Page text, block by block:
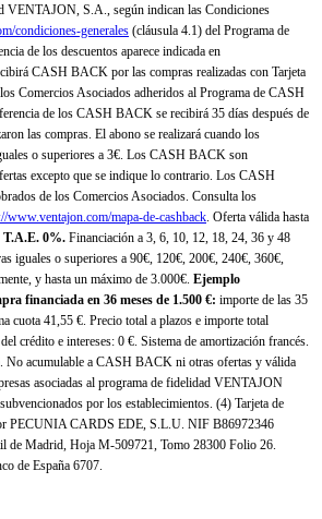
VENTAJON, S.A., según indican las Condiciones
condiciones-generales (cláusula 4.1) del Programa de
de los descuentos aparece indicada en
CASH BACK por las compras realizadas con Tarjeta
Comercios Asociados adheridos al Programa de CASH
de los CASH BACK se recibirá 35 días después de
las compras. El abono se realizará cuando los
o superiores a 3€. Los CASH BACK son
excepto que se indique lo contrario. Los CASH
de los Comercios Asociados. Consulta los
www.ventajon.com/mapa-de-cashback. Oferta válida hasta
0%. Financiación a 3, 6, 10, 12, 18, 24, 36 y 48
iguales o superiores a 90€, 120€, 200€, 240€, 360€,
y hasta un máximo de 3.000€. Ejemplo
financiada en 36 meses de 1.500 €: importe de las 35
cuota 41,55 €. Precio total a plazos e importe total
crédito e intereses: 0 €. Sistema de amortización francés.
No acumulable a CASH BACK ni otras ofertas y válida
asociadas al programa de fidelidad VENTAJON
por los establecimientos. (4) Tarjeta de
PECUNIA CARDS EDE, S.L.U. NIF B86972346
de Madrid, Hoja M-509721, Tomo 28300 Folio 26.
de España 6707.